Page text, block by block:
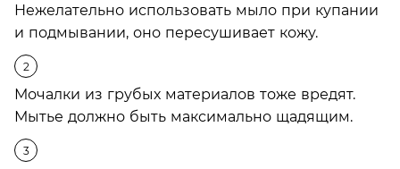
Нежелательно использовать мыло при купании
и подмывании, оно пересушивает кожу.
Мочалки из грубых материалов тоже вредят.
Мытье должно быть максимально щадящим.